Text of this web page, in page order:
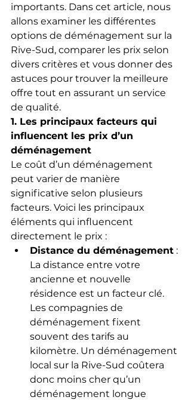
importants. Dans cet article, nous
allons examiner les différentes
options de déménagement sur la
Rive-Sud, comparer les prix selon
divers critères et vous donner des
astuces pour trouver la meilleure
offre tout en assurant un service
de qualité.
1. Les principaux facteurs qui
influencent les prix d’un
déménagement
Le coût d’un déménagement
peut varier de manière
significative selon plusieurs
facteurs. Voici les principaux
éléments qui influencent
directement le prix :
Distance du déménagement :
La distance entre votre
ancienne et nouvelle
résidence est un facteur clé.
Les compagnies de
déménagement fixent
souvent des tarifs au
kilomètre. Un déménagement
local sur la Rive-Sud coûtera
donc moins cher qu’un
déménagement longue